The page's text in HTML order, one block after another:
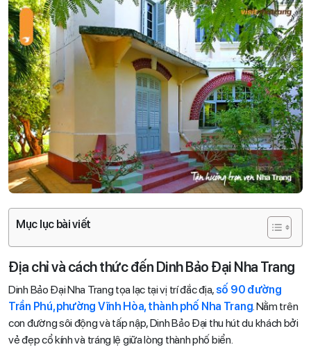
Mục lục bài viết
Địa chỉ và cách thức đến Dinh Bảo Đại Nha Trang
Dinh Bảo Đại Nha Trang tọa lạc tại vị trí đắc địa, số 90 đường
Trần Phú, phường Vĩnh Hòa, thành phố Nha Trang . Nằm trên
con đường sôi động và tấp nập, Dinh Bảo Đại thu hút du khách bởi
vẻ đẹp cổ kính và tráng lệ giữa lòng thành phố biển.